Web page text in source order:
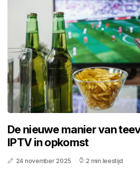
De nieuwe manier van
IPTV in opkomst
24 november 2025 2 min leestijd